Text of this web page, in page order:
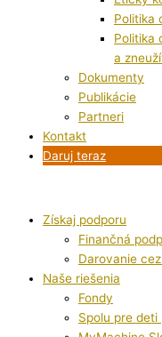
Politika
Politika
a
Dokumenty
Publikácie
Partneri
Kontakt
Daruj teraz
Získaj podporu
Finančná
Darovanie
Naše riešenia
Fondy
Spolu pre deti